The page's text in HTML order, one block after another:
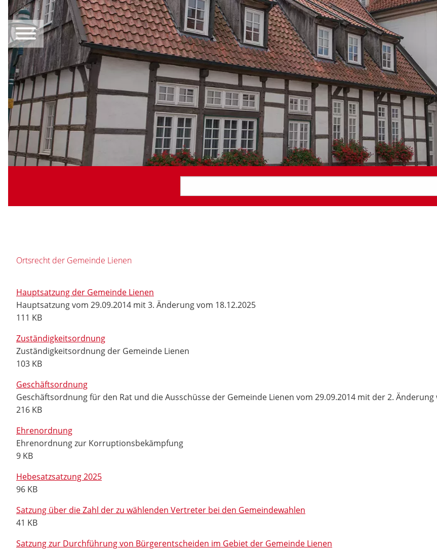
Ortsrecht der Gemeinde Lienen
Hauptsatzung der Gemeinde Lienen
Hauptsatzung vom 29.09.2014 mit 3. Änderung vom 18.12.2025
111 KB
Zuständigkeitsordnung
Zuständigkeitsordnung der Gemeinde Lienen
103 KB
Geschäftsordnung
Geschäftsordnung für den Rat und die Ausschüsse der Gemeinde Lienen vom 29.09.2014 mit der 2. Änderung
216 KB
Ehrenordnung
Ehrenordnung zur Korruptionsbekämpfung
9 KB
Hebesatzsatzung 2025
96 KB
Satzung über die Zahl der zu wählenden Vertreter bei den Gemeindewahlen
41 KB
Satzung zur Durchführung von Bürgerentscheiden im Gebiet der Gemeinde Lienen